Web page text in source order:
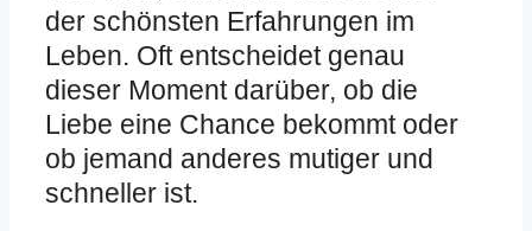
der schönsten Erfahrungen im
Leben. Oft entscheidet genau
dieser Moment darüber, ob die
Liebe eine Chance bekommt oder
ob jemand anderes mutiger und
schneller ist.